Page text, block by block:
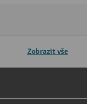
Zobrazit vše